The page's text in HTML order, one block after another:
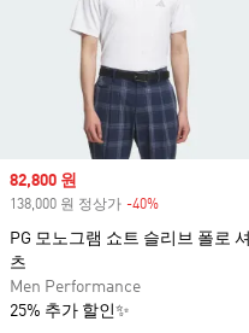
Sale price
82,800 원
138,000 원 정상가 -40%
PG 모노그램 쇼트 슬리브 폴로 셔
츠
Men Performance
25% 추가 할인✨